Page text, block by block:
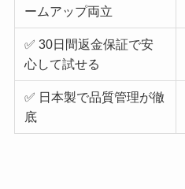
ームアップ両立
✅ 30日間返金保証で安
心して試せる
✅ 日本製で品質管理が徹
底